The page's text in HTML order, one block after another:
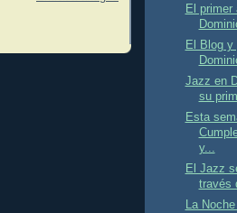
El primer
El Blog y
Jazz en
su
Esta
y...
El Jazz
través
La